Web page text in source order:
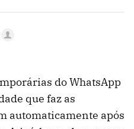
do WhatsApp
que faz as
automaticamente após